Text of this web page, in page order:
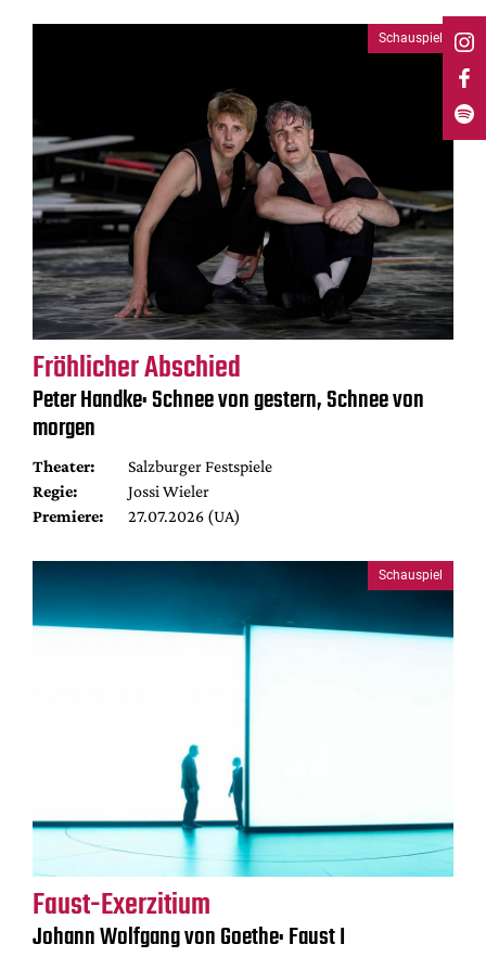
Schauspiel
Fröhlicher Abschied
Peter Handke: Schnee von gestern, Schnee von
morgen
Theater:
Salzburger Festspiele
Regie:
Jossi Wieler
Premiere:
27.07.2026 (UA)
Schauspiel
Faust-Exerzitium
Johann Wolfgang von Goethe: Faust I